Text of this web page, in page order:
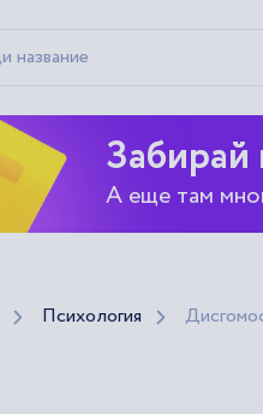
Забирай
А еще там
Психология